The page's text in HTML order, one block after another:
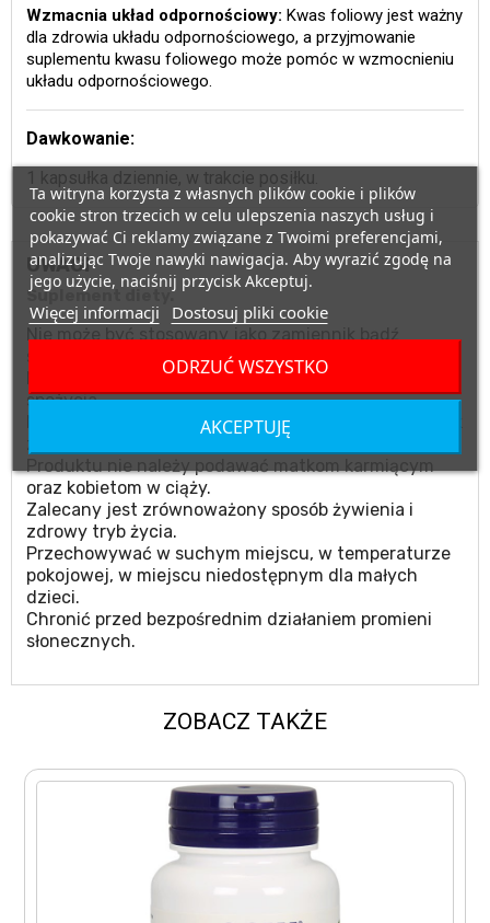
Wzmacnia układ odpornościowy: Kwas foliowy jest ważny
dla zdrowia układu odpornościowego, a przyjmowanie
suplementu kwasu foliowego może pomóc w wzmocnieniu
układu odpornościowego.
Dawkowanie:
1 kapsułka dziennie, w trakcie posiłku.
UWAGI
Suplement diety.
Nie może być stosowany jako zamiennik bądź
substytut zróżnicowanej diety.
Nie należy przekraczać zalecanego dziennego
spożycia.
Nie stosować w przypadku uczulenia na którykolwiek
Produktu nie należy podawać matkom karmiącym
oraz kobietom w ciąży.
Zalecany jest zrównoważony sposób żywienia i
zdrowy tryb życia.
Przechowywać w suchym miejscu, w temperaturze
pokojowej, w miejscu niedostępnym dla małych
dzieci.
Chronić przed bezpośrednim działaniem promieni
słonecznych.
ZOBACZ TAKŻE
Ta witryna korzysta z własnych plików cookie i plików
cookie stron trzecich w celu ulepszenia naszych usług i
pokazywać Ci reklamy związane z Twoimi preferencjami,
analizując Twoje nawyki nawigacja. Aby wyrazić zgodę na
jego użycie, naciśnij przycisk Akceptuj.
Więcej informacji Dostosuj pliki cookie
ODRZUĆ WSZYSTKO
AKCEPTUJĘ